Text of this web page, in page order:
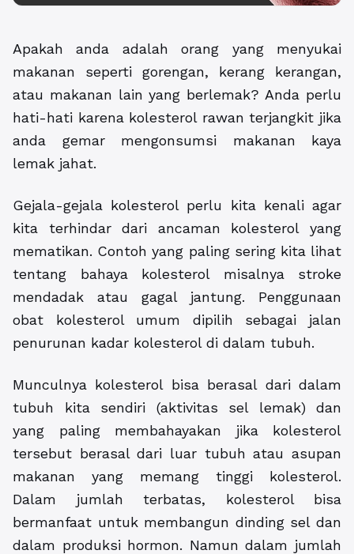
Apakah anda adalah orang yang menyukai
makanan seperti gorengan, kerang kerangan,
atau makanan lain yang berlemak? Anda perlu
hati-hati karena kolesterol rawan terjangkit jika
anda gemar mengonsumsi makanan kaya
lemak jahat.
Gejala-gejala kolesterol perlu kita kenali agar
kita terhindar dari ancaman kolesterol yang
mematikan. Contoh yang paling sering kita lihat
tentang bahaya kolesterol misalnya stroke
mendadak atau gagal jantung. Penggunaan
obat kolesterol umum dipilih sebagai jalan
penurunan kadar kolesterol di dalam tubuh.
Munculnya kolesterol bisa berasal dari dalam
tubuh kita sendiri (aktivitas sel lemak) dan
yang paling membahayakan jika kolesterol
tersebut berasal dari luar tubuh atau asupan
makanan yang memang tinggi kolesterol.
Dalam jumlah terbatas, kolesterol bisa
bermanfaat untuk membangun dinding sel dan
dalam produksi hormon. Namun dalam jumlah